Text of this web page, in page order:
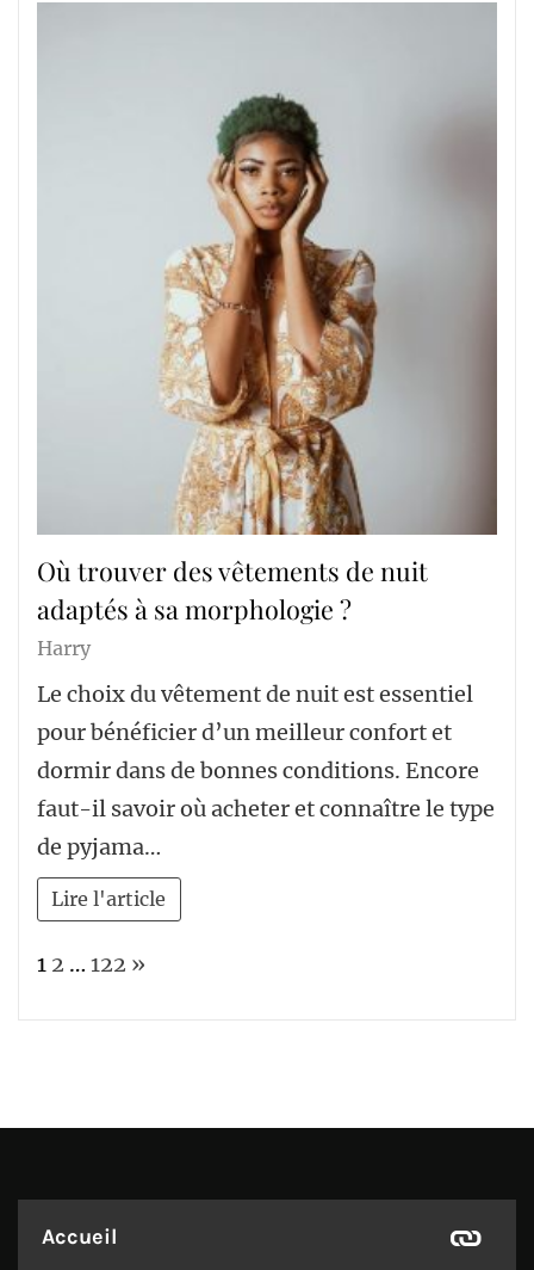
Où trouver des vêtements de nuit
adaptés à sa morphologie ?
Harry
Le choix du vêtement de nuit est essentiel
pour bénéficier d’un meilleur confort et
dormir dans de bonnes conditions. Encore
faut-il savoir où acheter et connaître le type
de pyjama…
Lire l'article
Page:
1 2 … 122 Next
»
Accueil